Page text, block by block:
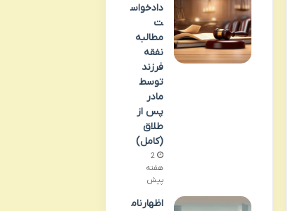
دادخواس
ت
مطالبه
نفقه
فرزند
توسط
مادر
پس از
طلاق
(کامل)
2
هفته
پیش
اظهارنام